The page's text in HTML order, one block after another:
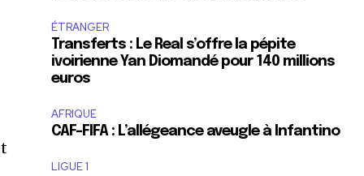
ÉTRANGER
Transferts : Le Real s’offre la pépite
ivoirienne Yan Diomandé pour 140 millions
euros
AFRIQUE
CAF-FIFA : L’allégeance aveugle à Infantino
LIGUE 1